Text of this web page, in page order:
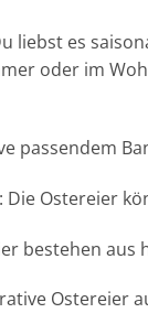
Du liebst es
oder im
passendem
Die
bestehen
Ostereier